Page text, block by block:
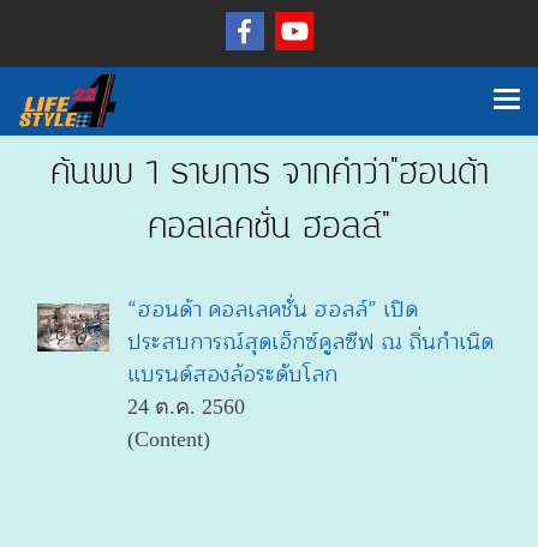
ค้นพบ 1 รายการ จากคำว่า"ฮอนด้า
คอลเลคชั่น ฮอลล์"
“ฮอนด้า คอลเลคชั่น ฮอลล์” เปิด
ประสบการณ์สุดเอ็กซ์คูลซีฟ ณ ถิ่นกำเนิด
แบรนด์สองล้อระดับโลก
24 ต.ค. 2560
(Content)